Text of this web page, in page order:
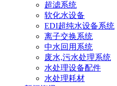
超滤系统
软化水设备
EDI超纯水设备系统
离子交换系统
中水回用系统
废水,污水处理系统
水处理设备配件
水处理耗材